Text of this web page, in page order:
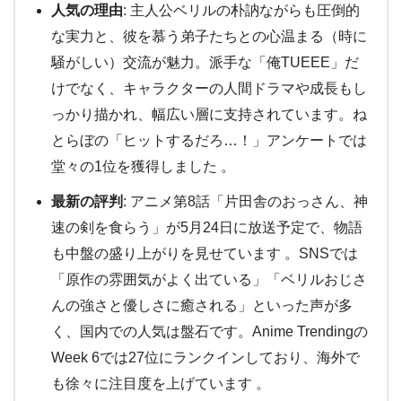
人気の理由: 主人公ベリルの朴訥ながらも圧倒的
な実力と、彼を慕う弟子たちとの心温まる（時に
騒がしい）交流が魅力。派手な「俺TUEEE」だ
けでなく、キャラクターの人間ドラマや成長もし
っかり描かれ、幅広い層に支持されています。ね
とらぼの「ヒットするだろ…！」アンケートでは
堂々の1位を獲得しました 。
最新の評判 : アニメ第8話「片田舎のおっさん、神
速の剣を食らう」が5月24日に放送予定で、物語
も中盤の盛り上がりを見せています 。SNSでは
「原作の雰囲気がよく出ている」「ベリルおじさ
んの強さと優しさに癒される」といった声が多
く、国内での人気は盤石です。Anime Trendingの
Week 6では27位にランクインしており、海外で
も徐々に注目度を上げています 。